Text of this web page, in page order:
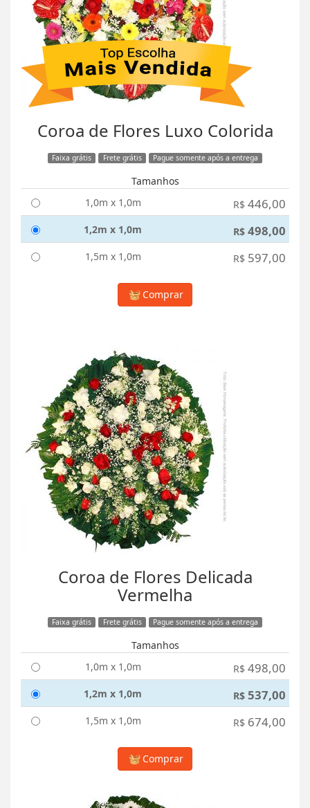
Coroa de Flores Luxo Colorida
Faixa grátis Frete grátis Pague somente após a entrega
Tamanhos
1,0m x 1,0m
R$ 446,00
1,2m x 1,0m R$ 498,00
1,5m x 1,0m R$ 597,00
Comprar
Coroa de Flores Delicada
Vermelha
Faixa grátis Frete grátis Pague somente após a entrega
Tamanhos
1,0m x 1,0m
R$ 498,00
1,2m x 1,0m R$ 537,00
1,5m x 1,0m R$ 674,00
Comprar